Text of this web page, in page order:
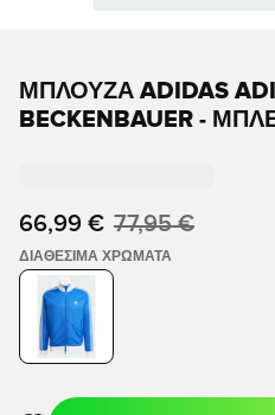
ΜΠΛΟΎΖΑ ADIDAS
BECKENBAUER -
66,99 € 77,95 €
ΔΙΑΘΈΣΙΜΑ ΧΡΏΜΑΤΑ